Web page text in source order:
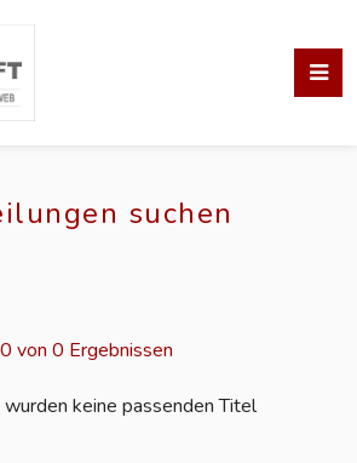
suchen
0 von 0 Ergebnissen
wurden keine passenden Titel